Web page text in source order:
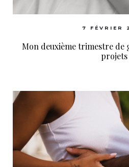
7 FÉVRIER
Mon deuxième trimestre de
projets